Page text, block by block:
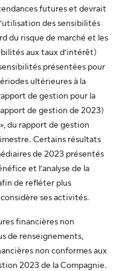
futures et devrait
des sensibilités
du risque de marché et les
aux taux d’intérêt)
présentées pour
ultérieures à la
de gestion pour la
de gestion de 2023)
du rapport de gestion
Certains résultats
de 2023 présentés
et l’analyse de la
de refléter plus
ses activités.
financières non
de renseignements,
non conformes aux
2023 de la Compagnie.